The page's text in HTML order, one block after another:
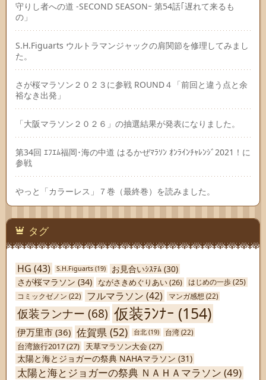
守りし者への道 -SECOND SEASONｰ 第54話｢遅れて来るも
の」
S.H.Figuarts ウルトラマンジャックの肩関節を修理してみまし
た。
さが桜マラソン２０２３に参戦 ROUND４「前回と違う点と余
裕なき出発」
「大阪マラソン２０２６」の抽選結果が発表になりました。
第34回 ｴﾌｴﾑ福岡･海の中道 はるかぜﾏﾗｿﾝ ｵﾝﾗｲﾝﾁｬﾚﾝｼﾞ2021！に
参戦
やっと「カラーレス」７巻（最終巻）を読みました。
タグ
HG (43) S.H.Figuarts (19) お見合いｼｽﾃﾑ (30)
さが桜マラソン (34) ながさきめぐりあい(26) はじめの一歩(25)
コミックゼノン (22) フルマラソン (42) マンガ感想 (22)
仮装ランナー (68) 仮装ﾗﾝﾅｰ (154)
伊万里市 (36) 佐賀県 (52) 台北 (19) 台湾 (22)
台湾旅行2017(27) 天草マラソン大会 (27)
太陽と海とジョガーの祭典 NAHAマラソン (31)
太陽と海とジョガーの祭典 ＮＡＨＡマラソン (49)